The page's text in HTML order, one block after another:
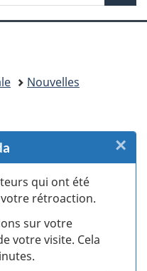
Nouvelles
qui ont été
rétroaction.
sur votre
votre visite. Cela
×